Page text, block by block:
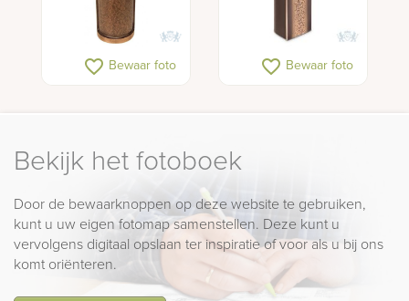
favorite_border Bewaar foto favorite_border Bewaar foto
Bekijk het fotoboek
Door de bewaarknoppen op deze website te gebruiken,
kunt u uw eigen fotomap samenstellen. Deze kunt u
vervolgens digitaal opslaan ter inspiratie of voor als u bij ons
komt oriënteren.